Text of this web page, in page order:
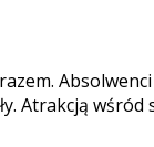
Atrakcją wśród